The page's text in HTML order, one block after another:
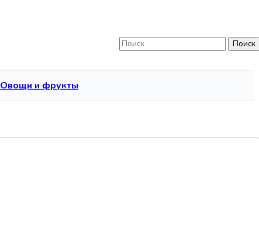
Поиск
Овощи и фрукты